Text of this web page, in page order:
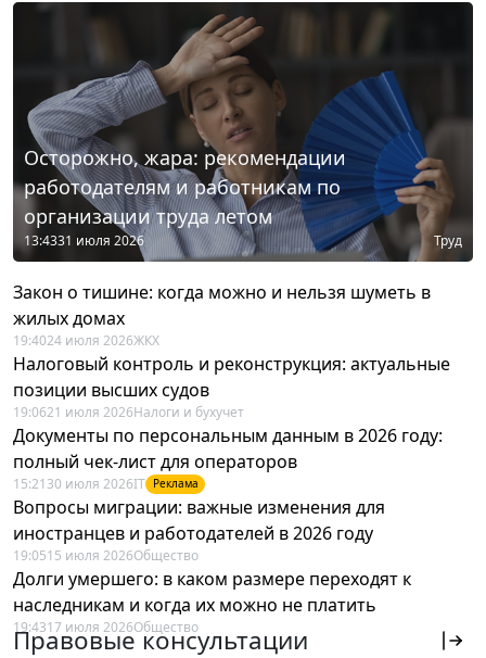
Осторожно, жара: рекомендации
работодателям и работникам по
организации труда летом
13:4331 июля 2026 Труд
Закон о тишине: когда можно и нельзя шуметь в
жилых домах
19:4024 июля 2026ЖКХ
Налоговый контроль и реконструкция: актуальные
позиции высших судов
19:0621 июля 2026Налоги и бухучет
Документы по персональным данным в 2026 году:
полный чек-лист для операторов
15:21 30 июля 2026IT Реклама
Вопросы миграции: важные изменения для
иностранцев и работодателей в 2026 году
19:0515 июля 2026Общество
Долги умершего: в каком размере переходят к
наследникам и когда их можно не платить
19:4317 июля 2026Общество
Правовые консультации